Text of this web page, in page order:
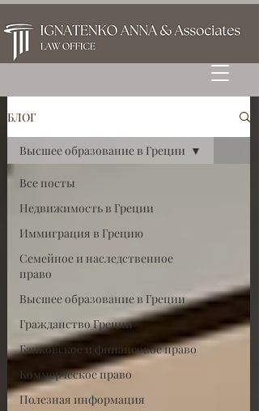
БЛОГ
Все посты
Недвижимость в Греции
Иммиграция в Грецию
Семейное и наследственное
право
Высшее образование в Греции
Гражданство Греции
Банковское и финансовое право
Коммерческое право
Полезная информация
Высшее образование в Греции